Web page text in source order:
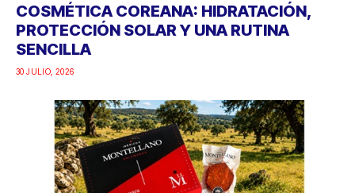
COSMÉTICA COREANA: HIDRATACIÓN,
PROTECCIÓN SOLAR Y UNA RUTINA
SENCILLA
30 JULIO, 2026